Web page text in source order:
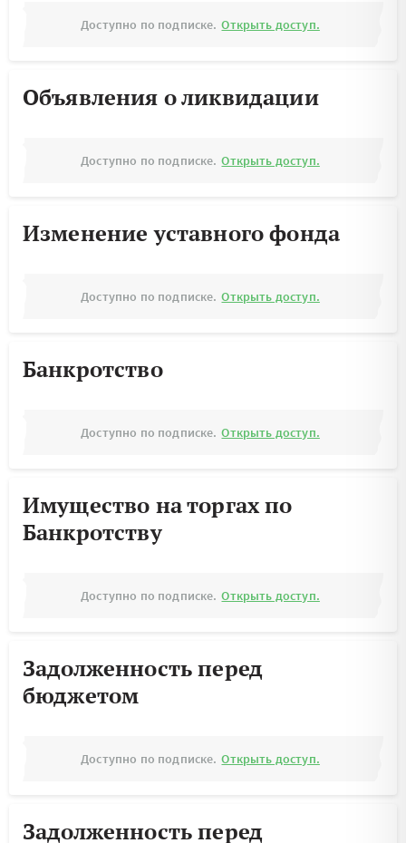
Доступно по подписке. Открыть доступ.
Объявления о ликвидации
Доступно по подписке. Открыть доступ.
Изменение уставного фонда
Доступно по подписке. Открыть доступ.
Банкротство
Доступно по подписке. Открыть доступ.
Имущество на торгах по
Банкротству
Доступно по подписке. Открыть доступ.
Задолженность перед
бюджетом
Доступно по подписке. Открыть доступ.
Задолженность перед